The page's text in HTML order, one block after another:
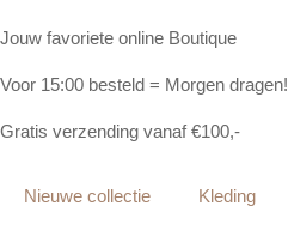
Jouw favoriete online Boutique
Voor 15:00 besteld = Morgen dragen!
Gratis verzending vanaf €100,-
Nieuwe collectie Kleding